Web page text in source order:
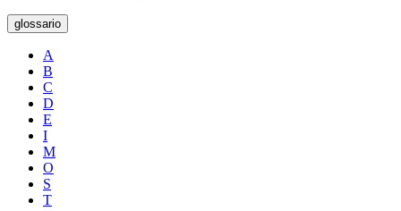
glossario
A
B
C
D
E
I
M
O
S
T